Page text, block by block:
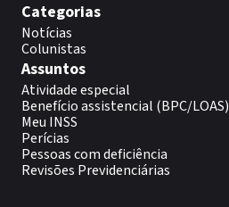
Categorias
Notícias
Colunistas
Assuntos
Atividade especial
Benefício assistencial (BPC/LOAS)
Meu INSS
Perícias
Pessoas com deficiência
Revisões Previdenciárias